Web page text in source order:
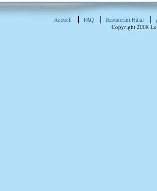
Accueil FAQ Restaurant Halal
Copyright 2008